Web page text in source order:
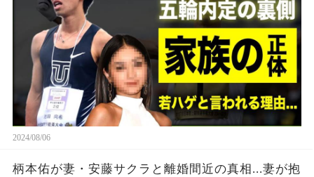
2024/08/06
柄本佑が妻・安藤サクラと離婚間近の真相...妻が抱